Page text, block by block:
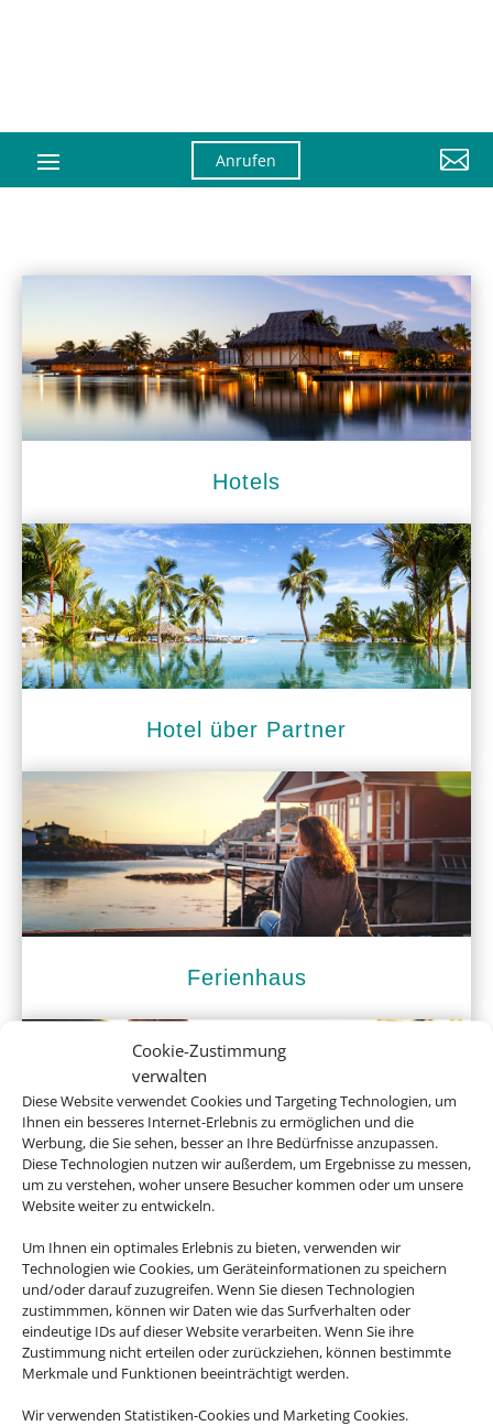
Cookie-Zustimmung
verwalten
Diese Website verwendet Cookies und Targeting Technologien, um
Ihnen ein besseres Internet-Erlebnis zu ermöglichen und die
Werbung, die Sie sehen, besser an Ihre Bedürfnisse anzupassen.
Diese Technologien nutzen wir außerdem, um Ergebnisse zu messen,
um zu verstehen, woher unsere Besucher kommen oder um unsere
Website weiter zu entwickeln.
Um Ihnen ein optimales Erlebnis zu bieten, verwenden wir
Technologien wie Cookies, um Geräteinformationen zu speichern
und/oder darauf zuzugreifen. Wenn Sie diesen Technologien
zustimmmen, können wir Daten wie das Surfverhalten oder
eindeutige IDs auf dieser Website verarbeiten. Wenn Sie ihre
Zustimmung nicht erteilen oder zurückziehen, können bestimmte
Merkmale und Funktionen beeinträchtigt werden.
Wir verwenden Statistiken-Cookies und Marketing Cookies.
Anrufen 
Hotels
Hotel über Partner
Ferienhaus
Empfehlungen für Ihre Reise
Sinnvolle Extras, die oft dazu gebucht werden.